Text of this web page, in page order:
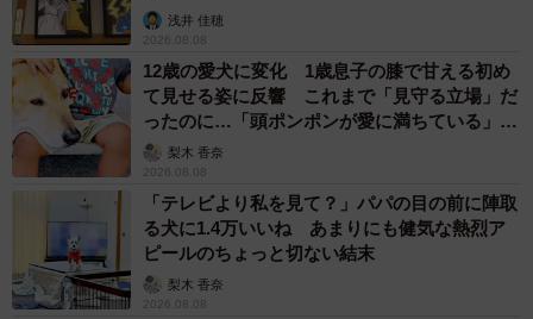
つぶらな８個の単眼を持つカニグモの写真作品
岡山市立竜操中１年竹内健勇さん（１２）は「日頃はあ
まり注目することがないだけに面白い。少し怖かったが、
虫にもいろんな顔があると分かった」と話した。
浅井 佳穂
2026.08.08
12歳の愛犬に変化 1歳息子の膝で甘える初め
て見せる姿に反響 これまで「見守る立場」だ
ったのに…「頭ポンポンが愛に満ちている」
「尊…」
梨木 香奈
2026.08.08
「テレビより私を見て？」パパの目の前に陣取
る犬に1.4万いいね あまりにも健気な熱烈ア
ピールのちょっと切ない結末
梨木 香奈
2026.08.08